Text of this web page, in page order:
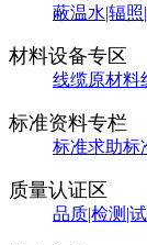
蔽温水|辐
材料设备专区
线缆原材料
标准资料专栏
标准求助标
质量认证区
品质|检测|